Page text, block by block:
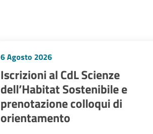
6 Agosto 2026
Iscrizioni al CdL Scienze
dell’Habitat Sostenibile e
prenotazione colloqui di
orientamento